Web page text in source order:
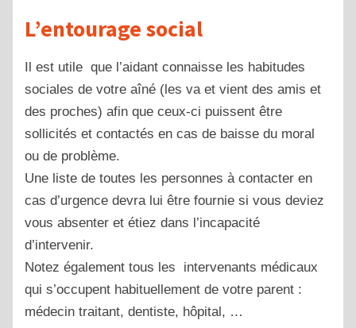
L’entourage social
Il est utile que l’aidant connaisse les habitudes
sociales de votre aîné (les va et vient des amis et
des proches) afin que ceux-ci puissent être
sollicités et contactés en cas de baisse du moral
ou de problème.
Une liste de toutes les personnes à contacter en
cas d’urgence devra lui être fournie si vous deviez
vous absenter et étiez dans l’incapacité
d’intervenir.
Notez également tous les intervenants médicaux
qui s’occupent habituellement de votre parent :
médecin traitant, dentiste, hôpital, …